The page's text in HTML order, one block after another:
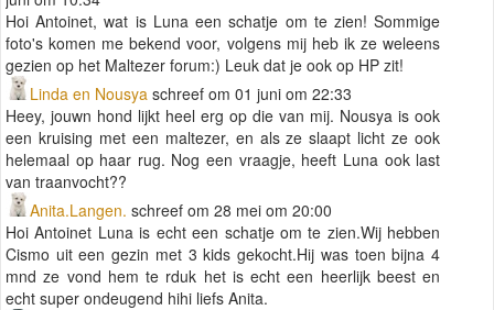
Hoi Antoinet, wat is Luna een schatje om te zien! Sommige
foto's komen me bekend voor, volgens mij heb ik ze weleens
gezien op het Maltezer forum:) Leuk dat je ook op HP zit!
Linda en Nousya schreef om 01 juni om 22:33
Heey, jouwn hond lijkt heel erg op die van mij. Nousya is ook
een kruising met een maltezer, en als ze slaapt licht ze ook
helemaal op haar rug. Nog een vraagje, heeft Luna ook last
van traanvocht??
Anita.Langen. schreef om 28 mei om 20:00
Hoi Antoinet Luna is echt een schatje om te zien.Wij hebben
Cismo uit een gezin met 3 kids gekocht.Hij was toen bijna 4
mnd ze vond hem te rduk het is echt een heerlijk beest en
echt super ondeugend hihi liefs Anita.